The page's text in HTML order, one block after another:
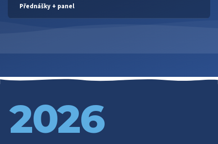
Přednášky + panel
2026